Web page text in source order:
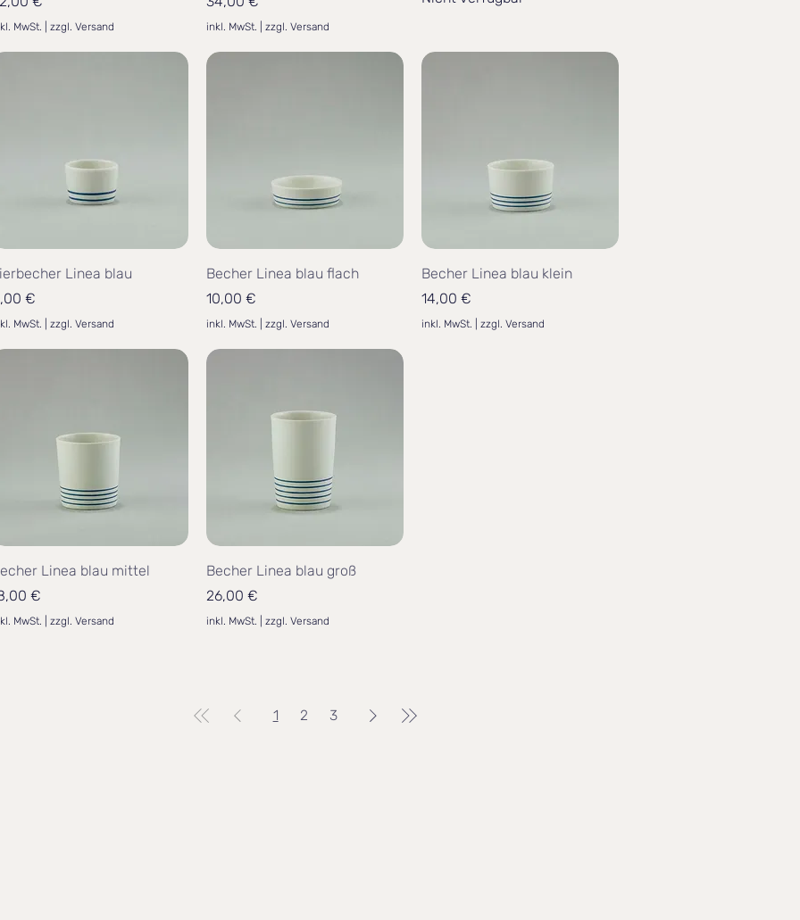
MwSt. |zzgl. Versand inkl. MwSt. |zzgl. Versand
Linea blau
€
MwSt. |zzgl. Versand
Becher Linea blau flach
Preis
10,00 €
inkl. MwSt. |zzgl. Versand
Becher Linea blau klein
Preis
14,00 €
inkl. MwSt. |zzgl. Versand
Linea blau mittel
€
MwSt. |zzgl. Versand
Becher Linea blau groß
Preis
26,00 €
inkl. MwSt. |zzgl. Versand
1 2 3